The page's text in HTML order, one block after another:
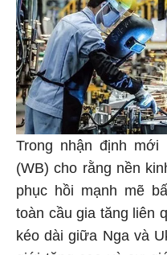
Trong nhận định
(WB) cho rằng nền
phục hồi mạnh mẽ
toàn cầu gia tăng liên
kéo dài giữa Nga và